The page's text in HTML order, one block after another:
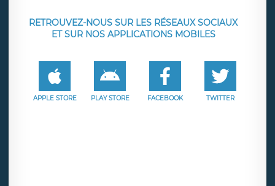
RETROUVEZ-NOUS SUR LES RÉSEAUX SOCIAUX
ET SUR NOS APPLICATIONS MOBILES
APPLE STORE PLAY STORE FACEBOOK TWITTER